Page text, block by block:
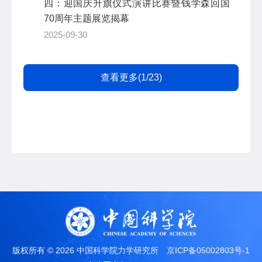
四：迎国庆升旗仪式演讲比赛暨钱学森回国
70周年主题展览揭幕
2025-09-30
查看更多(1/23)
版权所有 © 2026 中国科学院力学研究所
京ICP备05002803号-1